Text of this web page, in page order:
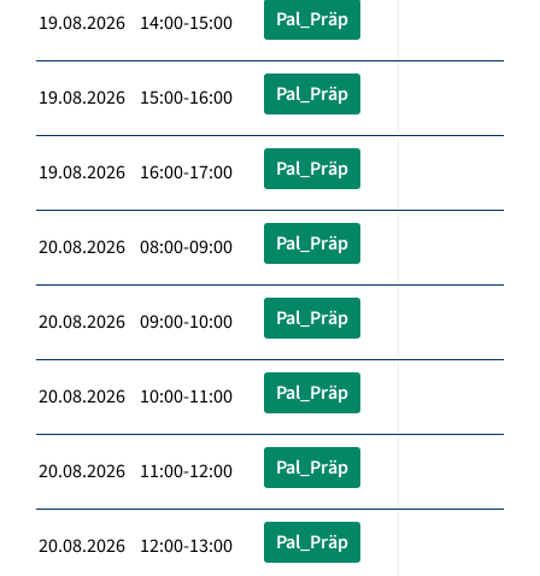
19.08.2026 14:00-15:00 Pal_Präp
19.08.2026 15:00-16:00 Pal_Präp
19.08.2026 16:00-17:00 Pal_Präp
20.08.2026 08:00-09:00 Pal_Präp
20.08.2026 09:00-10:00 Pal_Präp
20.08.2026 10:00-11:00 Pal_Präp
20.08.2026 11:00-12:00 Pal_Präp
20.08.2026 12:00-13:00 Pal_Präp